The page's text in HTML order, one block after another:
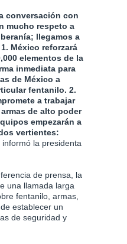
conversación con
mucho respeto a
llegamos a
México reforzará
elementos de la
inmediata para
de México a
fentanilo. 2.
a trabajar
de alto poder
empezarán a
vertientes:
, informó la presidenta
de prensa, la
una llamada larga
fentanilo, armas,
establecer un
de seguridad y